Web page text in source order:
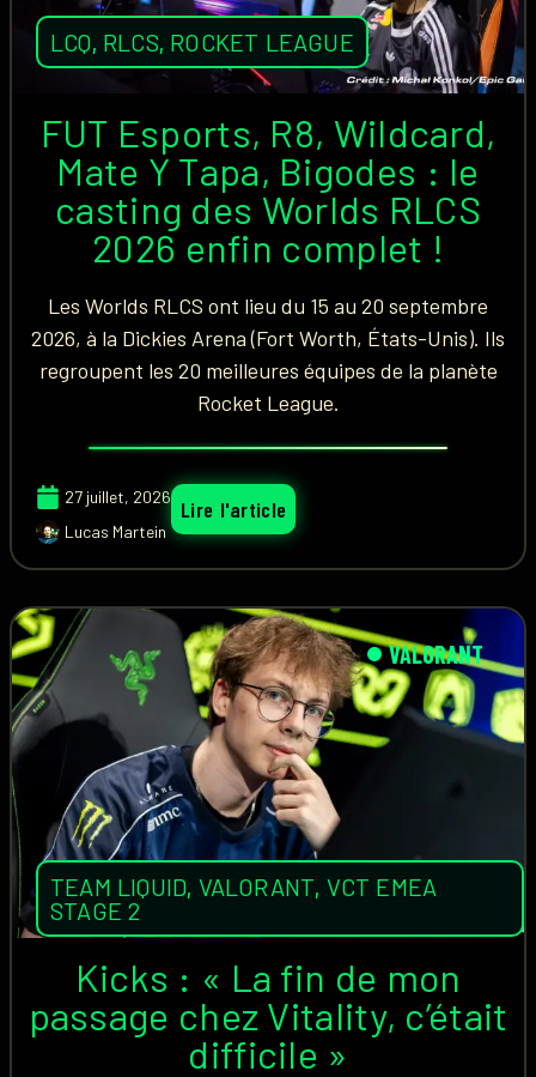
LCQ, RLCS, ROCKET LEAGUE
FUT Esports, R8, Wildcard,
Mate Y Tapa, Bigodes : le
casting des Worlds RLCS
2026 enfin complet !
Les Worlds RLCS ont lieu du 15 au 20 septembre
2026, à la Dickies Arena (Fort Worth, États-Unis). Ils
regroupent les 20 meilleures équipes de la planète
Rocket League.
27 juillet, 2026
Lucas Martein
Lire l'article
VALORANT
TEAM LIQUID, VALORANT, VCT EMEA
STAGE 2
Kicks : « La fin de mon
passage chez Vitality, c’était
difficile »